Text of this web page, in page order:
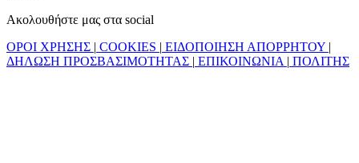
Ακολουθήστε μας στα social
ΟΡΟΙ ΧΡΗΣΗΣ | COOKIES | ΕΙΔΟΠΟΙΗΣΗ ΑΠΟΡΡΗΤΟΥ |
ΔΗΛΩΣΗ ΠΡΟΣΒΑΣΙΜΟΤΗΤΑΣ | ΕΠΙΚΟΙΝΩΝΙΑ | ΠΟΛΙΤΗΣ